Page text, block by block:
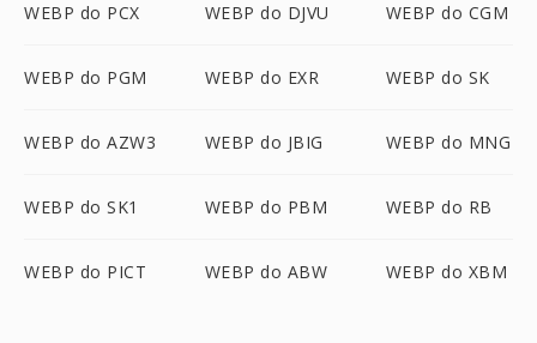
WEBP do PCX WEBP do DJVU WEBP do CGM
WEBP do PGM WEBP do EXR WEBP do SK
WEBP do AZW3 WEBP do JBIG WEBP do MNG
WEBP do SK1 WEBP do PBM WEBP do RB
WEBP do PICT WEBP do ABW WEBP do XBM